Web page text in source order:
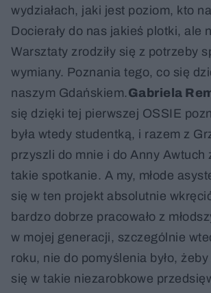
wydziałach, jaki jest poziom, kto
Docierały do nas jakieś plotki, ale
Warsztaty zrodziły się z potrzeby
wymiany. Poznania tego, co się
naszym Gdańskiem. Gabriela
się dzięki tej pierwszej OSSIE
była wtedy studentką, i razem z
przyszli do mnie i do Anny Awtuch
takie spotkanie. A my, młode
się w ten projekt absolutnie
bardzo dobrze pracowało z
w mojej generacji, szczególnie
roku, nie do pomyślenia było,
się w takie niezarobkowe